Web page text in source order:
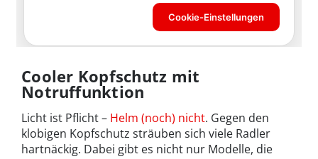
Cooler Kopfschutz mit
Notruffunktion
Licht ist Pflicht – Helm (noch) nicht. Gegen den
klobigen Kopfschutz sträuben sich viele Radler
hartnäckig. Dabei gibt es nicht nur Modelle, die